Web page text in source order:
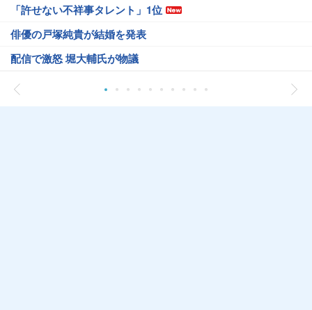
「許せない不祥事タレント」1位
俳優の戸塚純貴が結婚を発表
配信で激怒 堀大輔氏が物議